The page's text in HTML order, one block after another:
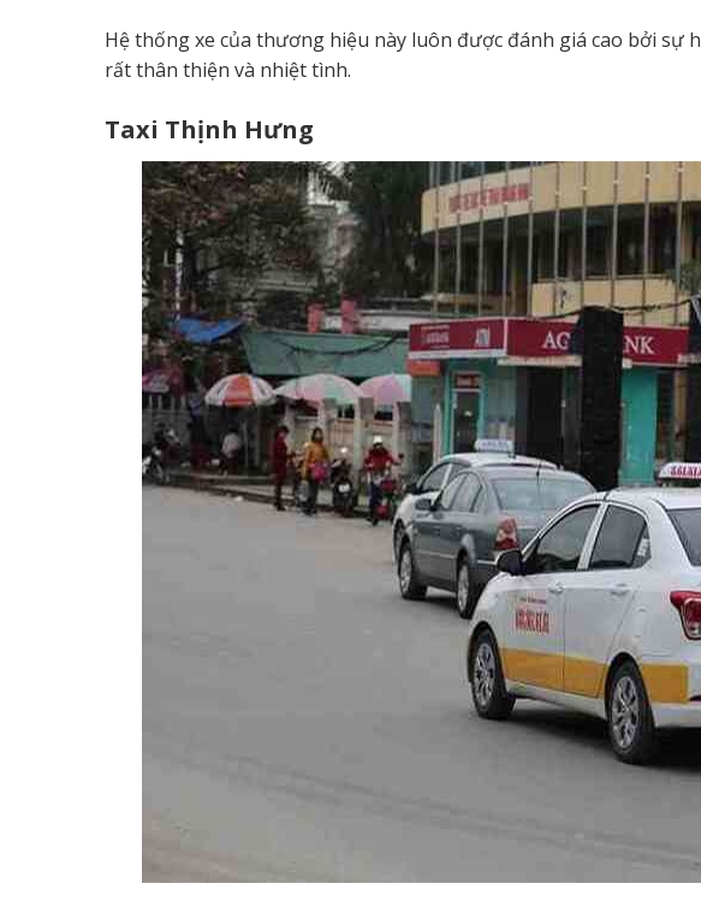
Hệ thống xe của thương hiệu này luôn được đánh giá cao bởi sự
rất thân thiện và nhiệt tình.
Taxi Thịnh Hưng